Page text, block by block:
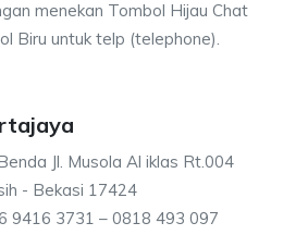
menekan Tombol Hijau Chat
Biru untuk telp (telephone).
Jl. Musola Al iklas Rt.004
- Bekasi 17424
9416 3731 – 0818 493 097